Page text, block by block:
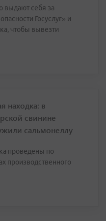
выдают себя за
Госуслуг» и
чтобы вывезти
находка: в
свинине
сальмонеллу
проведены по
производственного